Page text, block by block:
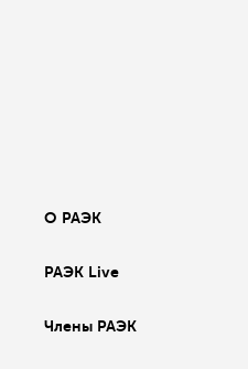
О РАЭК
РАЭК Live
Члены РАЭК